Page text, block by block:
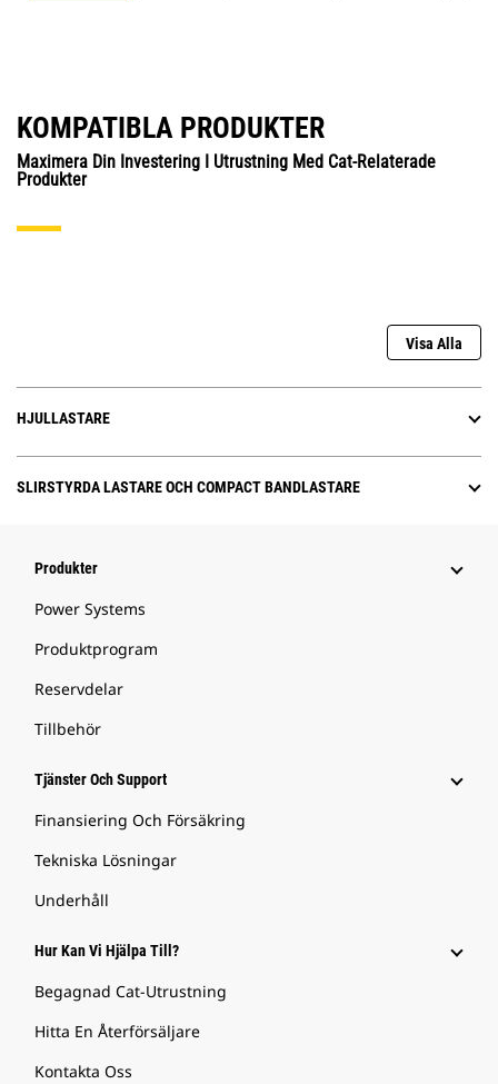
KOMPATIBLA PRODUKTER
Maximera Din Investering I Utrustning Med Cat-Relaterade
Produkter
Visa Alla
HJULLASTARE
SLIRSTYRDA LASTARE OCH COMPACT BANDLASTARE
Produkter
Power Systems
Produktprogram
Reservdelar
Tillbehör
Tjänster Och Support
Finansiering Och Försäkring
Tekniska Lösningar
Underhåll
Hur Kan Vi Hjälpa Till?
Begagnad Cat-Utrustning
Hitta En Återförsäljare
Kontakta Oss